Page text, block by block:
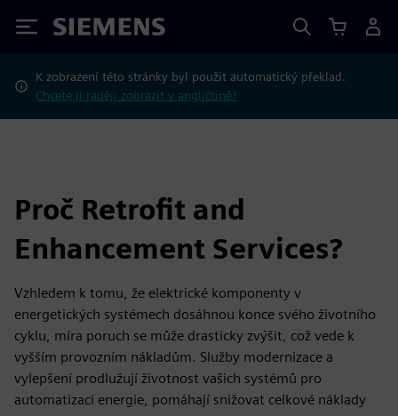
Siemens
K zobrazení této stránky byl použit automatický překlad.
Chcete ji raději zobrazit v angličtině?
Proč Retrofit and
Enhancement Services?
Vzhledem k tomu, že elektrické komponenty v
energetických systémech dosáhnou konce svého životního
cyklu, míra poruch se může drasticky zvýšit, což vede k
vyšším provozním nákladům. Služby modernizace a
vylepšení prodlužují životnost vašich systémů pro
automatizaci energie, pomáhají snižovat celkové náklady